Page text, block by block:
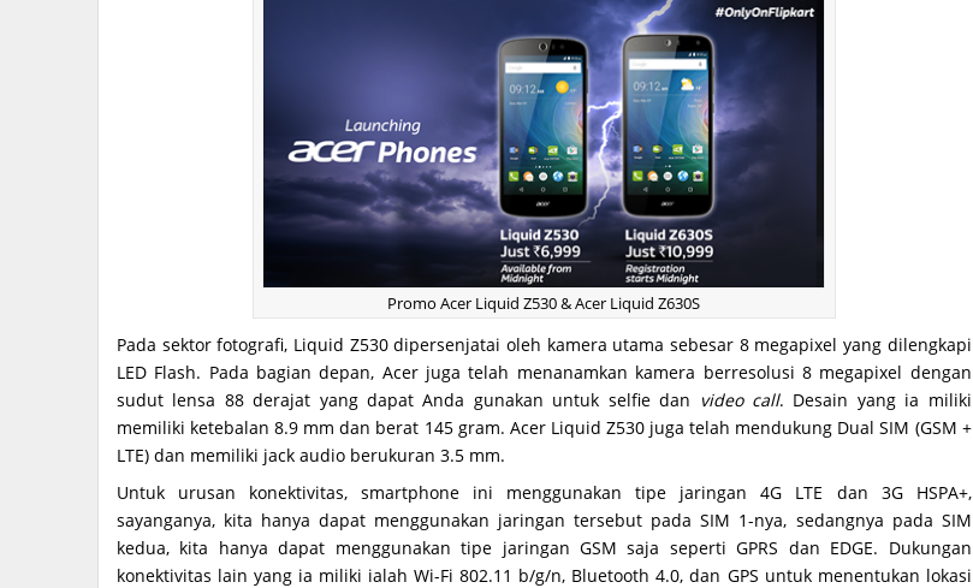
Promo Acer Liquid Z530 & Acer Liquid Z630S
Pada sektor fotografi, Liquid Z530 dipersenjatai oleh kamera utama sebesar 8 megapixel yang dilengkapi
LED Flash. Pada bagian depan, Acer juga telah menanamkan kamera berresolusi 8 megapixel dengan
sudut lensa 88 derajat yang dapat Anda gunakan untuk selfie dan video call. Desain yang ia miliki
memiliki ketebalan 8.9 mm dan berat 145 gram. Acer Liquid Z530 juga telah mendukung Dual SIM (GSM +
LTE) dan memiliki jack audio berukuran 3.5 mm.
Untuk urusan konektivitas, smartphone ini menggunakan tipe jaringan 4G LTE dan 3G HSPA+,
sayanganya, kita hanya dapat menggunakan jaringan tersebut pada SIM 1-nya, sedangnya pada SIM
kedua, kita hanya dapat menggunakan tipe jaringan GSM saja seperti GPRS dan EDGE. Dukungan
konektivitas lain yang ia miliki ialah Wi-Fi 802.11 b/g/n, Bluetooth 4.0, dan GPS untuk menentukan lokasi